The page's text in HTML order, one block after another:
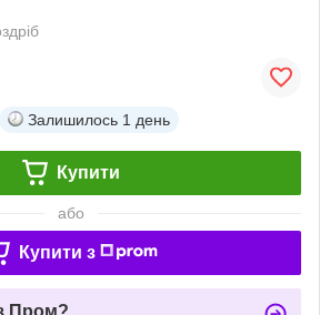
Залишилось 1 день
Купити
або
Купити з
Пром?